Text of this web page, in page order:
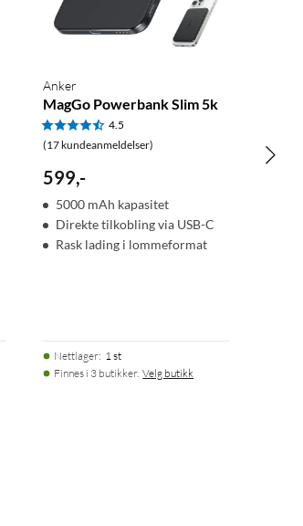
Anker
MagGo Powerbank Slim 5k
4.5
(17 kundeanmeldelser)
599,-
5000 mAh kapasitet
Direkte tilkobling via USB-C
Rask lading i lommeformat
Nettlager: 1 st
Finnes i 3 butikker. Velg butikk